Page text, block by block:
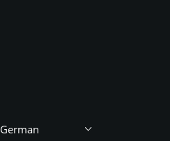
German